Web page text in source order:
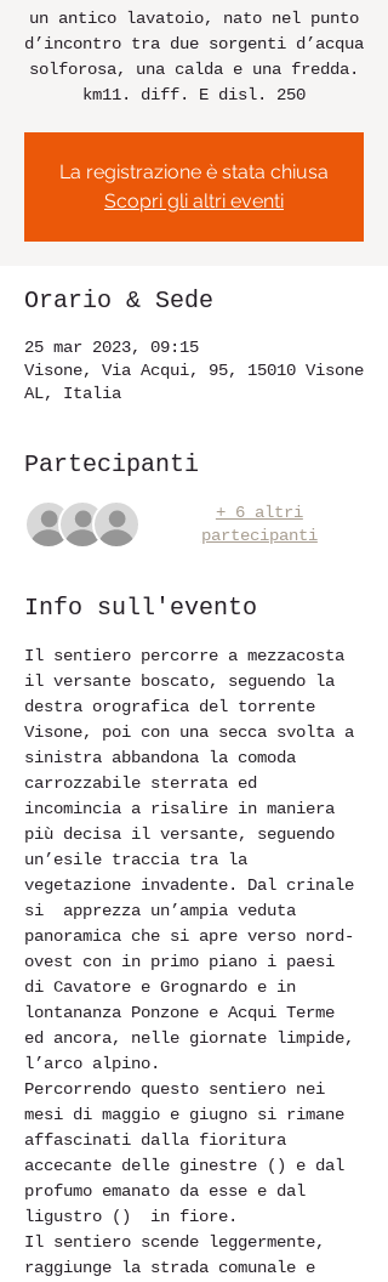
un antico lavatoio, nato nel punto
d’incontro tra due sorgenti d’acqua
solforosa, una calda e una fredda.
km11. diff. E disl. 250
La registrazione è stata chiusa
Scopri gli altri eventi
Orario & Sede
25 mar 2023, 09:15
Visone, Via Acqui, 95, 15010 Visone
AL, Italia
Partecipanti
+ 6 altri
partecipanti
Info sull'evento
Il sentiero percorre a mezzacosta
il versante boscato, seguendo la
destra orografica del torrente
Visone, poi con una secca svolta a
sinistra abbandona la comoda
carrozzabile sterrata ed
incomincia a risalire in maniera
più decisa il versante, seguendo
un’esile traccia tra la
vegetazione invadente. Dal crinale
si  apprezza un’ampia veduta
panoramica che si apre verso nord-
ovest con in primo piano i paesi
di Cavatore e Grognardo e in
lontananza Ponzone e Acqui Terme
ed ancora, nelle giornate limpide,
l’arco alpino.
Percorrendo questo sentiero nei
mesi di maggio e giugno si rimane
affascinati dalla fioritura
accecante delle ginestre ( ) e dal
profumo emanato da esse e dal
ligustro ( )  in fiore.
Il sentiero scende leggermente,
raggiunge la strada comunale e